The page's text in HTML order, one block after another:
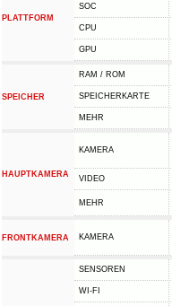
PLATTFORM
SOC
CPU
GPU
SPEICHER
RAM / ROM
SPEICHERKARTE
MEHR
HAUPTKAMERA
KAMERA
VIDEO
MEHR
FRONTKAMERA KAMERA
SENSOREN
WI-FI